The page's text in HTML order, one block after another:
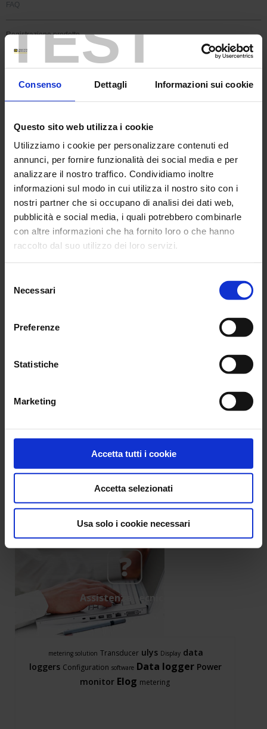
TEST
Consenso Dettagli Informazioni sui cookie
Questo sito web utilizza i cookie
Utilizziamo i cookie per personalizzare contenuti ed
annunci, per fornire funzionalità dei social media e per
analizzare il nostro traffico. Condividiamo inoltre
informazioni sul modo in cui utilizza il nostro sito con i
nostri partner che si occupano di analisi dei dati web,
pubblicità e social media, i quali potrebbero combinarle
con altre informazioni che ha fornito loro o che hanno
raccolto dal suo utilizzo dei loro servizi.
di confidenzialità
delNecessari
Preferenze
Statistiche
Marketing
Accetta tutti i cookie
Accetta selezionati
Usa solo i cookie necessari
FAQ
Registrazione prodotto
Registrazione software
Domande più frequenti
RICERCA NELLE FAQ
Parole chiave :
Tema :
Assistenza tecnica
metering solution Transducer ulys Display data
loggers Configuration software Data logger Power
monitor Elog metering